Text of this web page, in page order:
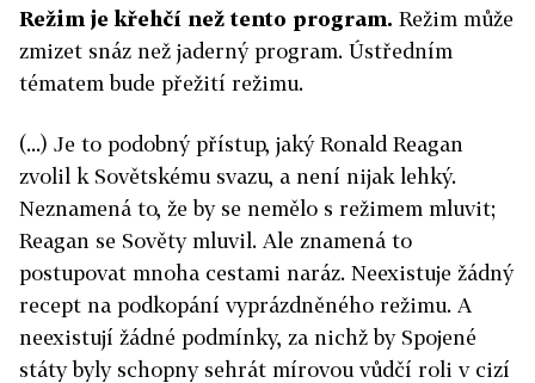
Režim je křehčí než tento program. Režim může
zmizet snáz než jaderný program. Ústředním
tématem bude přežití režimu.
(...) Je to podobný přístup, jaký Ronald Reagan
zvolil k Sovětskému svazu, a není nijak lehký.
Neznamená to, že by se nemělo s režimem mluvit;
Reagan se Sověty mluvil. Ale znamená to
postupovat mnoha cestami naráz. Neexistuje žádný
recept na podkopání vyprázdněného režimu. A
neexistují žádné podmínky, za nichž by Spojené
státy byly schopny sehrát mírovou vůdčí roli v cizí